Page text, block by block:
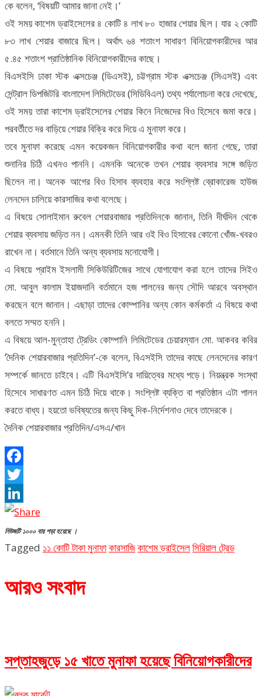
কে বলেন, ‘বিষয়টি আমার জানা নেই।’
ওই সময় কাশেম ড্রাইসেলের ৪ কোটি ৪ লাখ ৮০ হাজার শেয়ার ছিল। যার ২ কোটি
৮৩ লাখ শেয়ার বাজারে ছিল। অর্থাৎ ৬৪ শতাংশ সাধারণ বিনিয়োগকারীদের আর
৫.৪৫ শতাংশ প্রাতিষ্ঠানিক বিনিয়োগকারীদের কাছে।
বিএসইসি ঢাকা স্টক এক্সচেঞ্জ (ডিএসই), চট্টগ্রাম স্টক এক্সচেঞ্জ (সিএসই) এবং
সেন্ট্রাল ডিপজিটরি বাংলাদেশ লিমিটেডের (সিডিবিএল) তথ্য পর্যালোচনা করে দেখেছে,
ওই সময় তারা কাশেম ড্রাইসেলের শেয়ার কিনে নিজেদের বিও হিসেবে জমা করে।
পরবর্তীতে দর বাড়িয়ে শেয়ার বিক্রি করে দিয়ে এ মুনাফা করে।
তবে মুনাফা করেছে এমন কয়েকজন বিনিয়োগকারীর কথা বলে জানা গেছে, তারা
শুনানির চিঠি এখনও পাননি। এমনকি অনেকে তখন শেয়ার ব্যবসার সঙ্গে জড়িত
ছিলেন না। অনেক আগের বিও হিসাব ব্যবহার করে সংশ্লিষ্ট ব্রোকারেজ হাউজ
লেনদেন চালিয়ে কারসাজির কথা বলেছে।
এ বিষয়ে সোলাইমান রুবেল শেয়ারবাজার প্রতিদিনকে জানান, তিনি দীর্ঘদিন থেকে
শেয়ার ব্যবসায় জড়িত নন। এমনকী তিনি আর ওই বিও হিসাবের কোনো খোঁজ-খবরও
রাখেন না। বর্তমানে তিনি অন্য ব্যবসায় মনোযোগী।
এ বিষয়ে প্রাইম ইসলামী সিকিউরিটিজের সাথে যোগাযোগ করা হলে তাদের সিইও
মো. আবুল কালাম ইয়াজদানি বর্তমানে হজ পালনের জন্য সৌদি আরবে অবস্থান
করছেন বলে জানান। এছাড়া তাদের কোম্পানির অন্য কোন কর্মকর্তা এ বিষয়ে কথা
বলতে সম্মত হননি।
এ বিষয়ে আল-মুন্তাহা ট্রেডিং কোম্পানি লিমিটেডের চেয়ারম্যান মো. আকবর কবির
‘দৈনিক শেয়ারবাজার প্রতিদিন’-কে বলেন, বিএসইসি তাদের কাছে লেনদেনের কারণ
সম্পর্কে জানতে চাইবে। এটি বিএসইসি’র দায়িত্বের মধ্যে পড়ে। নিয়ন্ত্রক সংস্থা
হিসেবে সাধারণত এমন চিঠি দিয়ে থাকে। সংশ্লিষ্ট ব্যক্তি বা প্রতিষ্ঠান এটা পালন
করতে বাধ্য। হয়তো ভবিষ্যতের জন্য কিছু দিক-নির্দেশনাও দেবে তাদেরকে।
দৈনিক শেয়ারবাজার প্রতিদিন/এসএ/খান
Facebook
Twitter
LinkedIn
নিউজটি ১০০০ বার পড়া হয়েছে ।
Tagged ১১ কোটি টাকা মুনাফাকারসাজিকাশেম ড্রাইসেলসিরিয়াল ট্রেড
আরও সংবাদ
সপ্তাহজুড়ে ১৫ খাতে মুনাফা হয়েছে বিনিয়োগকারীদের